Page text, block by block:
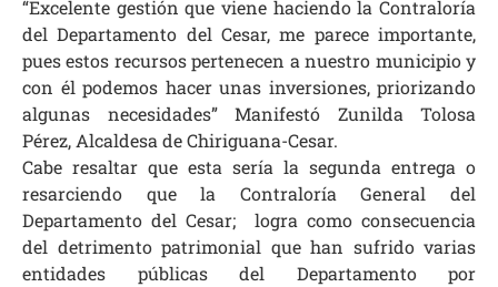
“Excelente gestión que viene haciendo la Contraloría
del Departamento del Cesar, me parece importante,
pues estos recursos pertenecen a nuestro municipio y
con él podemos hacer unas inversiones, priorizando
algunas necesidades” Manifestó Zunilda Tolosa
Pérez, Alcaldesa de Chiriguana-Cesar.
Cabe resaltar que esta sería la segunda entrega o
resarciendo que la Contraloría General del
Departamento del Cesar; logra como consecuencia
del detrimento patrimonial que han sufrido varias
entidades públicas del Departamento por